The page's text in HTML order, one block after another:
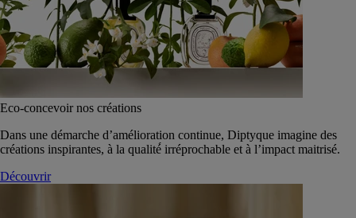
Eco-concevoir nos créations
Dans une démarche d’amélioration continue, Diptyque imagine des
créations inspirantes, à la qualité́ irréprochable et à l’impact maitrisé.
Découvrir